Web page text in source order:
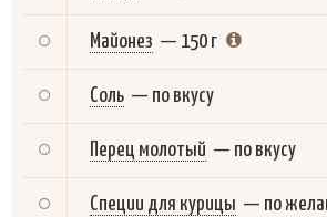
Майонез — 150 г
Соль — по вкусу
Перец молотый — по вкусу
Специи для курицы — по